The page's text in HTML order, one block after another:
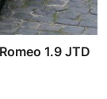
1.9 JTD